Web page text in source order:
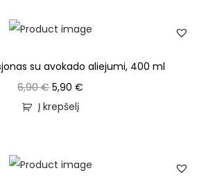
su avokado aliejumi, 400 ml
6,90€ 5,90€
Į krepšelį